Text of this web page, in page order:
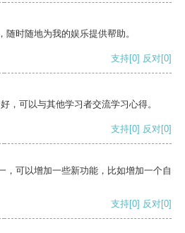
时随地为我的娱乐提供帮助。
支持[0] 反对[0]
，可以与其他学习者交流学习心得。
支持[0] 反对[0]
，可以增加一些新功能，比如增加一个自
支持[0] 反对[0]